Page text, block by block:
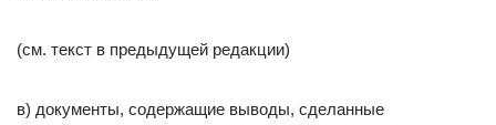
(см. текст в предыдущей редакции)
в) документы, содержащие выводы, сделанные